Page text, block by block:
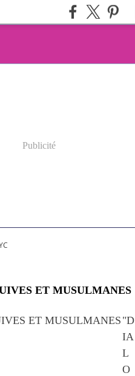
Publicité
ET MUSULMANES
"D
IA
L
O